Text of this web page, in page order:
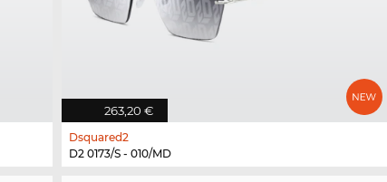
263,20 €
Dsquared2
D2 0173/S - 010/MD